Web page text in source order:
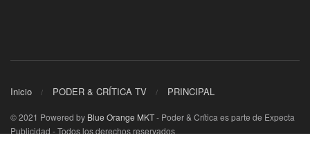
Inicio PODER & CRÍTICA TV PRINCIPAL
© 2021 Powered by Blue Orange MKT- Poder & Crítica es parte de Expecta
Publicidad - Todos los derechos reservados